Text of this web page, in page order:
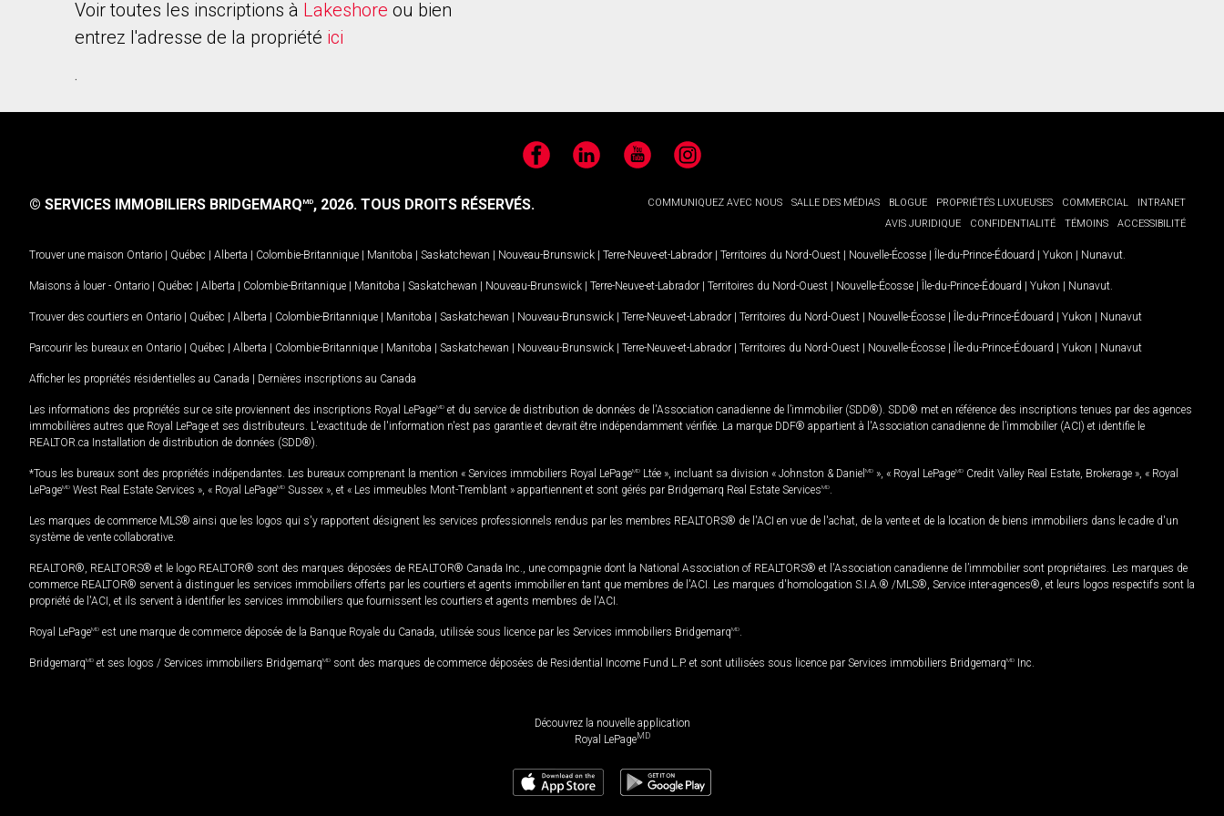
Voir toutes les inscriptions à Lakeshore ou bien
entrez l'adresse de la propriété ici
.
FacebookLinkedIn YouTubeInstagram
COMMUNIQUEZ AVEC NOUS SALLE DES MÉDIAS BLOGUE PROPRIÉTÉS LUXUEUSES COMMERCIAL
INTRANET
AVIS JURIDIQUE
CONFIDENTIALITÉ TÉMOINS ACCESSIBILITÉ
© SERVICES IMMOBILIERS BRIDGEMARQMD, 2026. TOUS DROITS RÉSERVÉS.
Trouver une maison Ontario | Québec | Alberta | Colombie-Britannique | Manitoba | Saskatchewan | Nouveau-Brunswick | Terre-Neuve-et-Labrador | Territoires du Nord-Ouest | Nouvelle-Écosse | Île-du-Prince-Édouard | Yukon | Nunavut
Maisons à louer - Ontario | Québec | Alberta | Colombie-Britannique | Manitoba | Saskatchewan | Nouveau-Brunswick | Terre-Neuve-et-Labrador | Territoires du Nord-Ouest | Nouvelle-Écosse | Île-du-Prince-Édouard | Yukon | Nunavut
Trouver des courtiers en Ontario | Québec | Alberta | Colombie-Britannique | Manitoba | Saskatchewan | Nouveau-Brunswick | Terre-Neuve-et-Labrador | Territoires du Nord-Ouest | Nouvelle-Écosse | Île-du-Prince-Édouard | Yukon | Nunavut
Parcourir les bureaux en Ontario | Québec | Alberta | Colombie-Britannique | Manitoba | Saskatchewan | Nouveau-Brunswick | Terre-Neuve-et-Labrador | Territoires du Nord-Ouest | Nouvelle-Écosse | Île-du-Prince-Édouard | Yukon | Nunavut
Afficher les propriétés résidentielles au Canada | Dernières inscriptions au Canada
Les informations des propriétés sur ce site proviennent des inscriptions Royal LePageMD et du service de distribution de données de l'Association canadienne de l’immobilier (SDD®). SDD® met en référence des inscriptions tenues par des agences
immobilières autres que Royal LePage et ses distributeurs. L'exactitude de l'information n'est pas garantie et devrait être indépendamment vérifiée. La marque DDF® appartient à l'Association canadienne de l’immobilier (ACI) et identifie le
REALTOR.ca Installation de distribution de données (SDD®).
*Tous les bureaux sont des propriétés indépendantes. Les bureaux comprenant la mention « Services immobiliers Royal LePageMD Ltée », incluant sa division « Johnston & Daniel MD », « Royal LePageMD Credit Valley Real Estate, Brokerage », « Royal
LePageMD West Real Estate Services », « Royal LePageMD Sussex », et « Les immeubles Mont-Tremblant » appartiennent et sont gérés par Bridgemarq Real Estate ServicesMD
Les marques de commerce MLS® ainsi que les logos qui s'y rapportent désignent les services professionnels rendus par les membres REALTORS® de l'ACI en vue de l'achat, de la vente et de la location de biens immobiliers dans le cadre d'un
système de vente collaborative.
REALTOR®, REALTORS® et le logo REALTOR® sont des marques déposées de REALTOR® Canada Inc., une compagnie dont la National Association of REALTORS® et l'Association canadienne de l’immobilier sont propriétaires. Les marques de
commerce REALTOR® servent à distinguer les services immobiliers offerts par les courtiers et agents immobilier en tant que membres de l'ACI. Les marques d'homologation S.I.A.® /MLS®, Service inter-agences®, et leurs logos respectifs sont la
propriété de l'ACI, et ils servent à identifier les services immobiliers que fournissent les courtiers et agents membres de l'ACI.
Royal LePageMD est une marque de commerce déposée de la Banque Royale du Canada, utilisée sous licence par les Services immobiliers BridgemarqMD
BridgemarqMD et ses logos / Services immobiliers BridgemarqMD sont des marques de commerce déposées de Residential Income Fund L.P. et sont utilisées sous licence par Services immobiliers BridgemarqMD Inc.
Découvrez la nouvelle application
Royal LePageMD